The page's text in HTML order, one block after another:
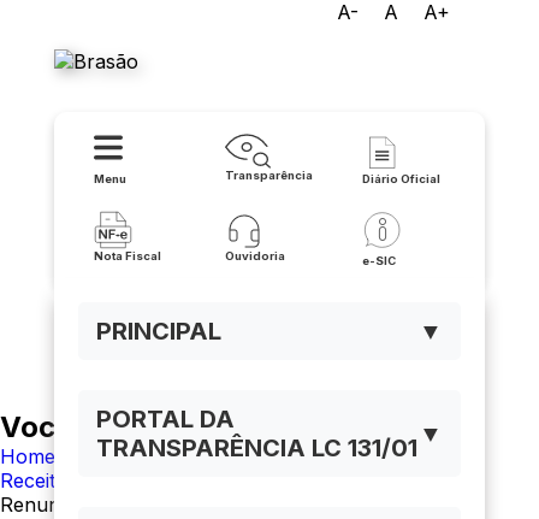
A- A A+
Menu Transparência Diário Oficial
Nota Fiscal Ouvidoria e-SIC
PRINCIPAL ▼
PORTAL DA
TRANSPARÊNCIA LC 131/01 ▼
Você está navegando em:
Home
Receitas
Renuncia de Receitas